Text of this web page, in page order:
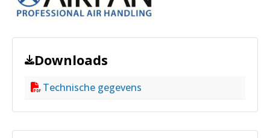
Downloads
Technische gegevens